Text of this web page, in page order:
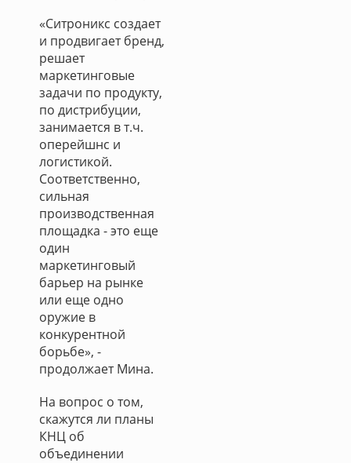
«Ситроникс создает
и продвигает бренд,
решает
маркетинговые
задачи по продукту,
по дистрибуции,
занимается в т.ч.
оперейшнс и
логистикой.
Соответственно,
сильная
производственная
площадка - это еще
один
маркетинговый
барьер на рынке
или еще одно
оружие в
конкурентной
борьбе», -
продолжает Мина.
На вопрос о том,
скажутся ли планы
КНЦ об
объединении